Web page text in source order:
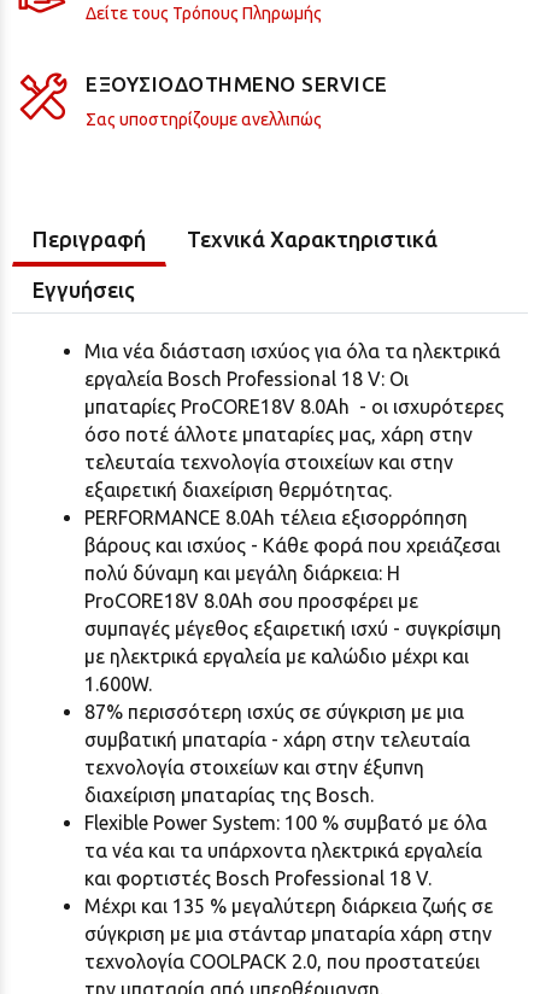
Δείτε τους Τρόπους Πληρωμής
ΕΞΟΥΣΙΟΔΟΤΗΜΕΝΟ SERVICE
Σας υποστηρίζουμε ανελλιπώς
Περιγραφή Τεχνικά Χαρακτηριστικά
Εγγυήσεις
Μια νέα διάσταση ισχύος για όλα τα ηλεκτρικά
εργαλεία Bosch Professional 18 V: Οι
μπαταρίες ProCORE18V 8.0Ah - οι ισχυρότερες
όσο ποτέ άλλοτε μπαταρίες μας, χάρη στην
τελευταία τεχνολογία στοιχείων και στην
εξαιρετική διαχείριση θερμότητας.
PERFORMANCE 8.0Ah τέλεια εξισορρόπηση
βάρους και ισχύος - Κάθε φορά που χρειάζεσαι
πολύ δύναμη και μεγάλη διάρκεια: Η
ProCORE18V 8.0Ah σου προσφέρει με
συμπαγές μέγεθος εξαιρετική ισχύ - συγκρίσιμη
με ηλεκτρικά εργαλεία με καλώδιο μέχρι και
1.600W.
87% περισσότερη ισχύς σε σύγκριση με μια
συμβατική μπαταρία - χάρη στην τελευταία
τεχνολογία στοιχείων και στην έξυπνη
διαχείριση μπαταρίας της Bosch.
Flexible Power System: 100 % συμβατό με όλα
τα νέα και τα υπάρχοντα ηλεκτρικά εργαλεία
και φορτιστές Bosch Professional 18 V.
Μέχρι και 135 % μεγαλύτερη διάρκεια ζωής σε
σύγκριση με μια στάνταρ μπαταρία χάρη στην
τεχνολογία COOLPACK 2.0, που προστατεύει
την μπαταρία από υπερθέρμανση.